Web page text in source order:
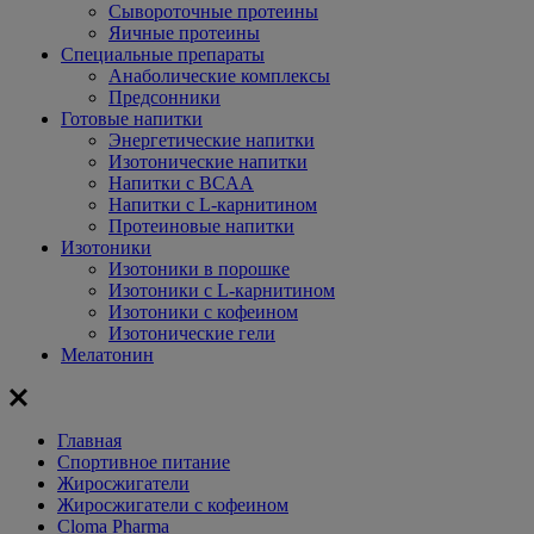
Сывороточные протеины
Яичные протеины
Специальные препараты
Анаболические комплексы
Предсонники
Готовые напитки
Энергетические напитки
Изотонические напитки
Напитки с BCAA
Напитки с L-карнитином
Протеиновые напитки
Изотоники
Изотоники в порошке
Изотоники с L-карнитином
Изотоники с кофеином
Изотонические гели
Мелатонин
Главная
Спортивное питание
Жиросжигатели
Жиросжигатели с кофеином
Cloma Pharma